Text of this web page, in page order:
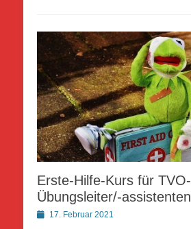
Erste-Hilfe-Kurs für TVO-
Übungsleiter/-assistenten
Posted17. Februar 2021